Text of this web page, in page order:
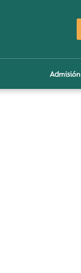
Admisión